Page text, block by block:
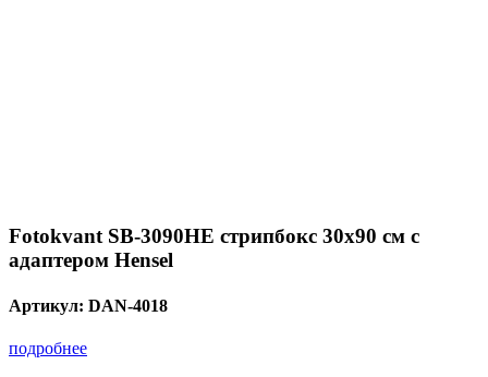
Fotokvant SB-3090HE стрипбокс 30х90 см с
адаптером Hensel
Артикул: DAN-4018
подробнее